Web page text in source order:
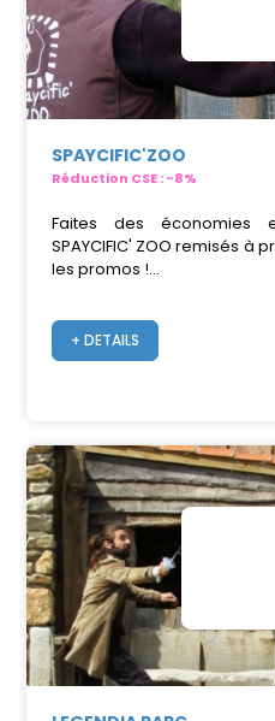
SPAYCIFIC'ZOO
Réduction CSE : -8%
Faites des économies
SPAYCIFIC' ZOO remisés à
les promos !...
+ DETAILS